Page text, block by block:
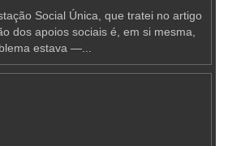
Social Única, que tratei no artigo
dos apoios sociais é, em si mesma,
estava —...